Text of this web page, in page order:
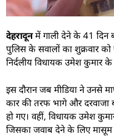
देहरादूनमें गाली देने के 41 दिन
पुलिस के सवालों का शुक्रवार को
निर्दलीय विधायक उमेश कुमार
इस दौरान जब मीडिया ने उनसे
कार की तरफ भागे और दरवाजा
हो गए। वहीं, विधायक उमेश
जिसका जवाब देने के लिए मासूम